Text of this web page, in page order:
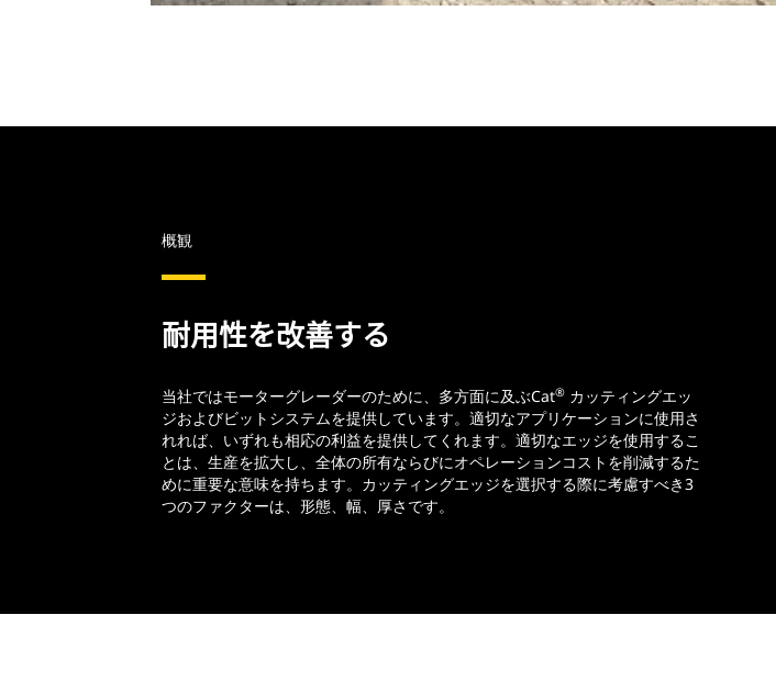
概観
耐用性を改善する
当社ではモーターグレーダーのために、多方面に及ぶCat® カッティングエッ
ジおよびビットシステムを提供しています。適切なアプリケーションに使用さ
れれば、いずれも相応の利益を提供してくれます。適切なエッジを使用するこ
とは、生産を拡大し、全体の所有ならびにオペレーションコストを削減するた
めに重要な意味を持ちます。カッティングエッジを選択する際に考慮すべき3
つのファクターは、形態、幅、厚さです。